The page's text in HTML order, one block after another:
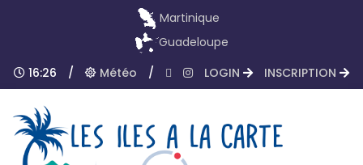
Martinique
Guadeloupe
16:26
/ Météo / LOGIN INSCRIPTION